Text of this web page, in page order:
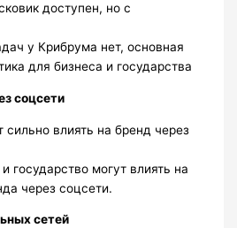
доступен, но с
у Крибрума нет, основная
для бизнеса и государства
соцсети
сильно влиять на бренд через
государство могут влиять на
через соцсети.
сетей